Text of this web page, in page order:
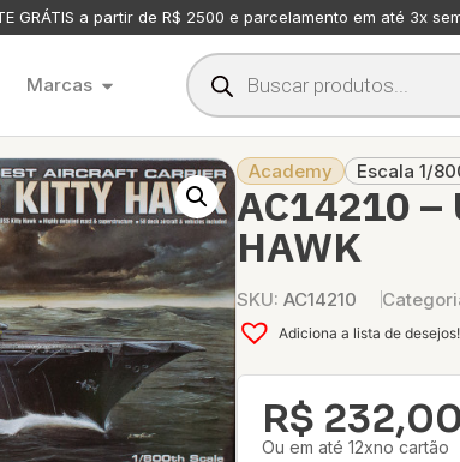
GRÁTIS a partir de R$ 2500 e parcelamento em até 3x
Marcas
Academy Escala 1/
AC14210 –
HAWK
SKU: AC14210
Adiciona a lista de desejos!
R$ 232,00
Ou em até 12xno cartão